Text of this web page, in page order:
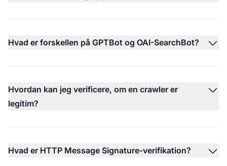
Hvad er forskellen på GPTBot og OAI-SearchBot?
Hvordan kan jeg verificere, om en crawler er
legitim?
Hvad er HTTP Message Signature-verifikation?